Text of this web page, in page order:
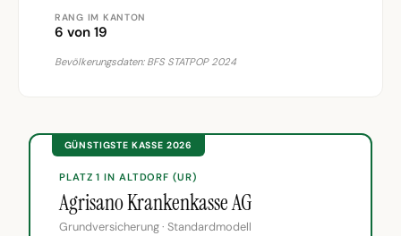
RANG IM KANTON
6 von 19
Bevölkerungsdaten: BFS STATPOP 2024
GÜNSTIGSTE KASSE 2026
PLATZ 1 IN ALTDORF (UR)
Agrisano Krankenkasse AG
Grundversicherung · Standardmodell